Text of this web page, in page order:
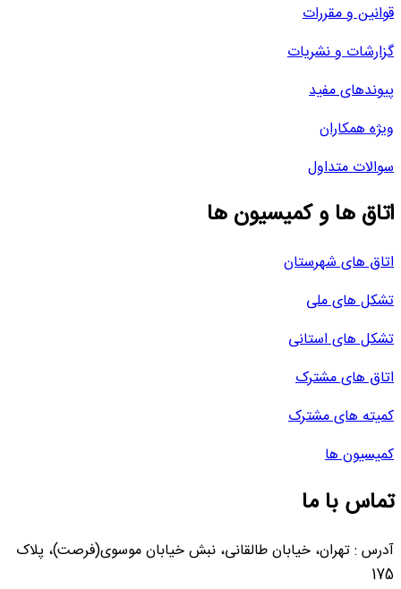
قوانین و مقررات
گزارشات و نشریات
پیوندهای مفید
ویژه همکاران
سوالات متداول
اتاق ها و کمیسیون ها
اتاق های شهرستان
تشکل های ملی
تشکل های استانی
اتاق های مشترک
کمیته های مشترک
کمیسیون ها
تماس با ما
آدرس : تهران، خیابان طالقانی، نبش خیابان موسوی(فرصت)، پلاک
175